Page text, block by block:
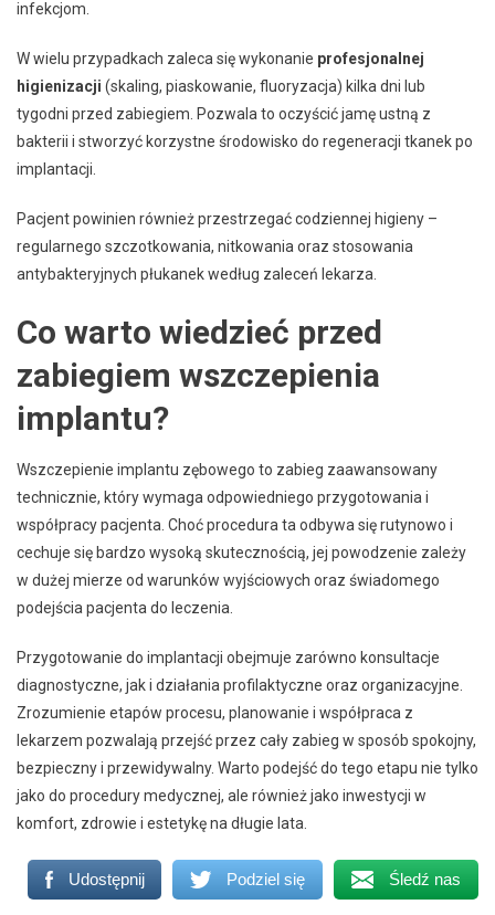
infekcjom.
W wielu przypadkach zaleca się wykonanie profesjonalnej
higienizacji (skaling, piaskowanie, fluoryzacja) kilka dni lub
tygodni przed zabiegiem. Pozwala to oczyścić jamę ustną z
bakterii i stworzyć korzystne środowisko do regeneracji tkanek po
implantacji.
Pacjent powinien również przestrzegać codziennej higieny –
regularnego szczotkowania, nitkowania oraz stosowania
antybakteryjnych płukanek według zaleceń lekarza.
Co warto wiedzieć przed
zabiegiem wszczepienia
implantu?
Wszczepienie implantu zębowego to zabieg zaawansowany
technicznie, który wymaga odpowiedniego przygotowania i
współpracy pacjenta. Choć procedura ta odbywa się rutynowo i
cechuje się bardzo wysoką skutecznością, jej powodzenie zależy
w dużej mierze od warunków wyjściowych oraz świadomego
podejścia pacjenta do leczenia.
Przygotowanie do implantacji obejmuje zarówno konsultacje
diagnostyczne, jak i działania profilaktyczne oraz organizacyjne.
Zrozumienie etapów procesu, planowanie i współpraca z
lekarzem pozwalają przejść przez cały zabieg w sposób spokojny,
bezpieczny i przewidywalny. Warto podejść do tego etapu nie tylko
jako do procedury medycznej, ale również jako inwestycji w
komfort, zdrowie i estetykę na długie lata.
Udostępnij Podziel się Śledź nas